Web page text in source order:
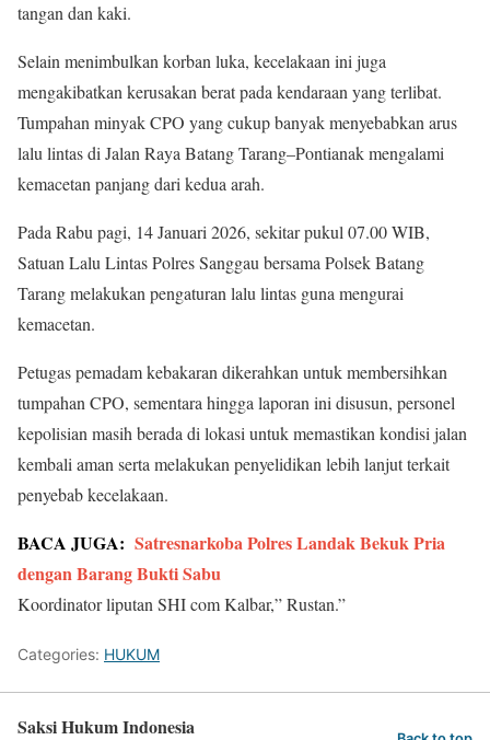
tangan dan kaki.
Selain menimbulkan korban luka, kecelakaan ini juga
mengakibatkan kerusakan berat pada kendaraan yang terlibat.
Tumpahan minyak CPO yang cukup banyak menyebabkan arus
lalu lintas di Jalan Raya Batang Tarang–Pontianak mengalami
kemacetan panjang dari kedua arah.
Pada Rabu pagi, 14 Januari 2026, sekitar pukul 07.00 WIB,
Satuan Lalu Lintas Polres Sanggau bersama Polsek Batang
Tarang melakukan pengaturan lalu lintas guna mengurai
kemacetan.
Petugas pemadam kebakaran dikerahkan untuk membersihkan
tumpahan CPO, sementara hingga laporan ini disusun, personel
kepolisian masih berada di lokasi untuk memastikan kondisi jalan
kembali aman serta melakukan penyelidikan lebih lanjut terkait
penyebab kecelakaan.
BACA JUGA: Satresnarkoba Polres Landak Bekuk Pria
dengan Barang Bukti Sabu
Koordinator liputan SHI com Kalbar,” Rustan.”
Categories: HUKUM
Saksi Hukum Indonesia